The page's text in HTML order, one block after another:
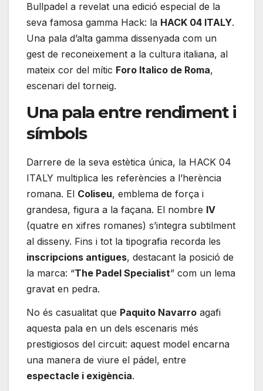
Bullpadel a revelat una edició especial de la
seva famosa gamma Hack: la HACK 04 ITALY.
Una pala d’alta gamma dissenyada com un
gest de reconeixement a la cultura italiana, al
mateix cor del mític Foro Italico de Roma,
escenari del torneig.
Una pala entre rendiment i
símbols
Darrere de la seva estètica única, la HACK 04
ITALY multiplica les referències a l’herència
romana. El Coliseu, emblema de força i
grandesa, figura a la façana. El nombre IV
(quatre en xifres romanes) s’integra subtilment
al disseny. Fins i tot la tipografia recorda les
inscripcions antigues, destacant la posició de
la marca: “The Padel Specialist” com un lema
gravat en pedra.
No és casualitat que Paquito Navarro agafi
aquesta pala en un dels escenaris més
prestigiosos del circuit: aquest model encarna
una manera de viure el pádel, entre
espectacle i exigència.